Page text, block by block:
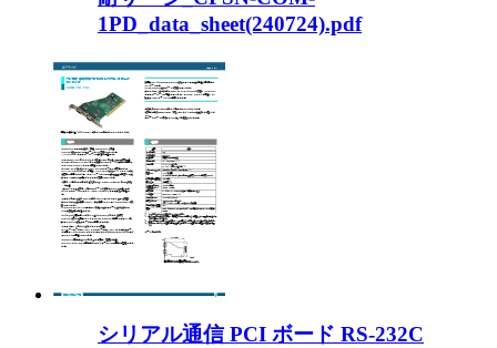
1PD_data_sheet(240724).pdf
シリアル通信 PCI ボード RS-232C